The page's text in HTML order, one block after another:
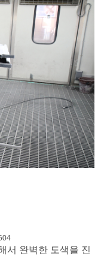
서 완벽한 도색을 진